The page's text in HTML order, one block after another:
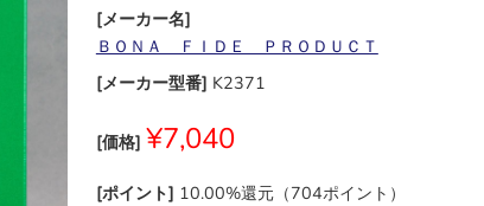
[メーカー名]
ＢＯＮＡ ＦＩＤＥ ＰＲＯＤＵＣＴ
[メーカー型番] K2371
[価格] ¥7,040
[ポイント] 10.00%還元（704ポイント）